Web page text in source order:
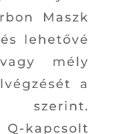
Maszk
lehetővé
mély
a
szerint.
kapcsolt